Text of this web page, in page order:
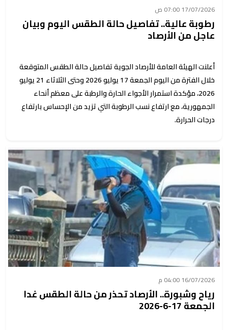
17/07/2026 07:00 ص
رطوبة عالية.. تفاصيل حالة الطقس اليوم وبيان
عاجل من الأرصاد
أعلنت الهيئة العامة للأرصاد الجوية تفاصيل حالة الطقس المتوقعة
خلال الفترة من اليوم الجمعة 17 يوليو 2026 وحتى الثلاثاء 21 يوليو
2026، مؤكدة استمرار الأجواء الحارة والرطبة على معظم أنحاء
الجمهورية، مع ارتفاع نسب الرطوبة التي تزيد من الإحساس بارتفاع
درجات الحرارة.
16/07/2026 04:00 م
رياح وشبورة.. الأرصاد تحذر من حالة الطقس غدا
الجمعة 17-6-2026